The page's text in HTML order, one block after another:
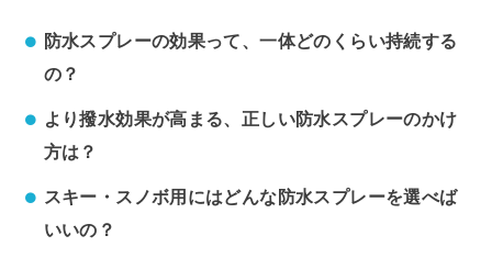
防水スプレーの効果って、一体どのくらい持続する
の？
より撥水効果が高まる、正しい防水スプレーのかけ
方は？
スキー・スノボ用にはどんな防水スプレーを選べば
いいの？